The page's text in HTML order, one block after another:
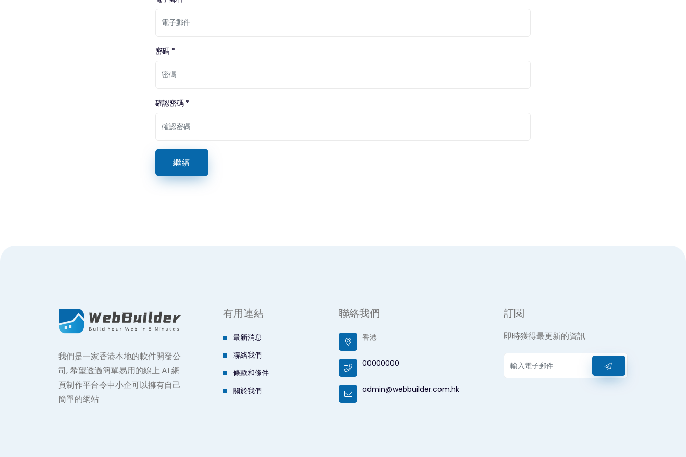
密碼 *
確認密碼 *
繼續
我們是一家香港本地的軟件開發公
司, 希望透過簡單易用的線上 AI 網
頁制作平台令中小企可以擁有自己
簡單的網站
有用連結
最新消息
聯絡我們
條款和條件
關於我們
聯絡我們
香港
00000000
admin@webbuilder.com.hk
訂閱
即時獲得最更新的資訊